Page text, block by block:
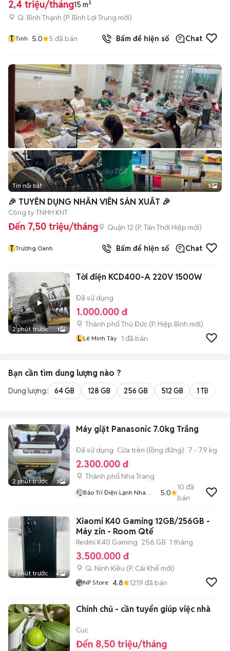
2,4 triệu/tháng15 m²
Q. Bình Thạnh (P. Bình Lợi Trung mới)
T Tinh 5.0 5 đã bán Bấm để hiện số Chat
Tin nổi bật 5
🎉 TUYỂN DỤNG NHÂN VIÊN SẢN XUẤT 🎉
Công ty TNHH KHT
Đến 7,50 triệu/tháng Quận 12 (P. Tân Thới Hiệp mới)
T Trương Oanh Bấm để hiện số Chat
2 phút trước 1
Tời điện KCD400-A 220V 1500W
Đã sử dụng
1.000.000 đ
Thành phố Thủ Đức (P. Hiệp Bình mới)
L Lê Minh Tây 1 đã bán
Bạn cần tìm dung lượng nào ?
Dung lượng: 64 GB 128 GB 256 GB 512 GB 1 TB
2 phút trước 3
Máy giặt Panasonic 7.0kg Trắng
Đã sử dụng Cửa trên (lồng đứng) 7 - 7.9 kg
2.300.000 đ
Thành phố Nha Trang
Bảo Trì Điện Lạnh Nha
5.0
10 đã
bán
2 phút trước 6
Xiaomi K40 Gaming 12GB/256GB -
Máy zin - Room Qtế
Redmi K40 Gaming 256 GB 1 tháng
3.500.000 đ
Q. Ninh Kiều (P. Cái Khế mới)
NP Store 4.8 1219 đã bán
Chính chủ - cần tuyển giúp việc nhà
Cuc
Đến 8,50 triệu/tháng